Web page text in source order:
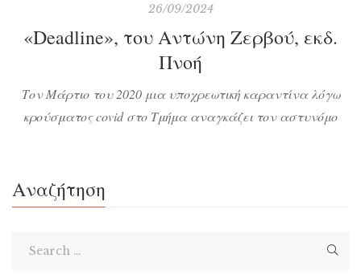
26/09/2024
«Deadline», του Αντώνη Ζερβού, εκδ.
Πνοή
Τον Μάρτιο του 2020 μια υποχρεωτική καραντίνα λόγω
κρούσματος covid στο Τμήμα αναγκάζει τον αστυνόμο
με μια κούτα με τέσσερις ανεξιχνίαστες υποθέσεις,
διεξοδικά σχολιασμένες και καταγεγραμμένες από τον
Αναζήτηση